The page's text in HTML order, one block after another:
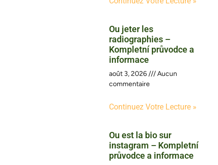
Ou jeter les
radiographies –
Kompletní průvodce a
informace
août 3, 2026
Aucun
commentaire
Continuez Votre Lecture »
Ou est la bio sur
instagram – Kompletní
průvodce a informace